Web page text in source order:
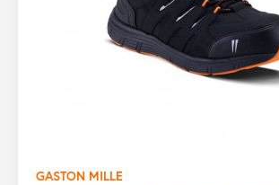
GASTON MILLE